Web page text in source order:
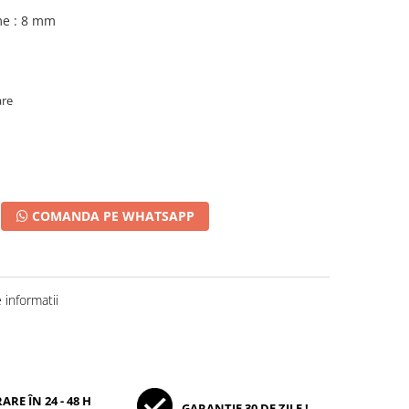
: 8 mm
COMANDA PE WHATSAPP
informatii
ÎN 24 - 48 H